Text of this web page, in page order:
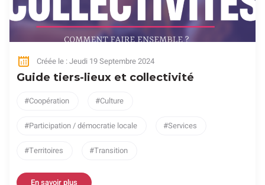
Créée le : Jeudi 19 Septembre 2024
Guide tiers-lieux et collectivité
Coopération Culture
Participation / démocratie locale Services
Territoires Transition
En savoir plus